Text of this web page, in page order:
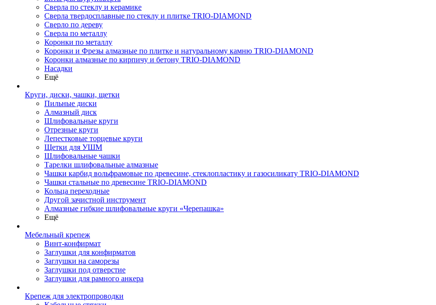
Сверла по стеклу и керамике
Сверла твердосплавные по стеклу и плитке TRIO-DIAMOND
Сверло по дереву
Сверла по металлу
Коронки по металлу
Коронки и Фрезы алмазные по плитке и натуральному камню TRIO-DIAMOND
Коронки алмазные по кирпичу и бетону TRIO-DIAMOND
Насадки
Ещё
Круги, диски, чашки, щетки
Пильные диски
Алмазный диск
Шлифовальные круги
Отрезные круги
Лепестковые торцевые круги
Щетки для УШМ
Шлифовальные чашки
Тарелки шлифовальные алмазные
Чашки карбид вольфрамовые по древесине, стеклопластику и газосиликату TRIO-DIAMOND
Чашки стальные по древесине TRIO-DIAMOND
Кольца переходные
Другой зачистной инструмент
Алмазные гибкие шлифовальные круги «Черепашка»
Ещё
Мебельный крепеж
Винт-конфирмат
Заглушки для конфирматов
Заглушки на саморезы
Заглушки под отверстие
Заглушки для рамного анкера
Крепеж для электропроводки